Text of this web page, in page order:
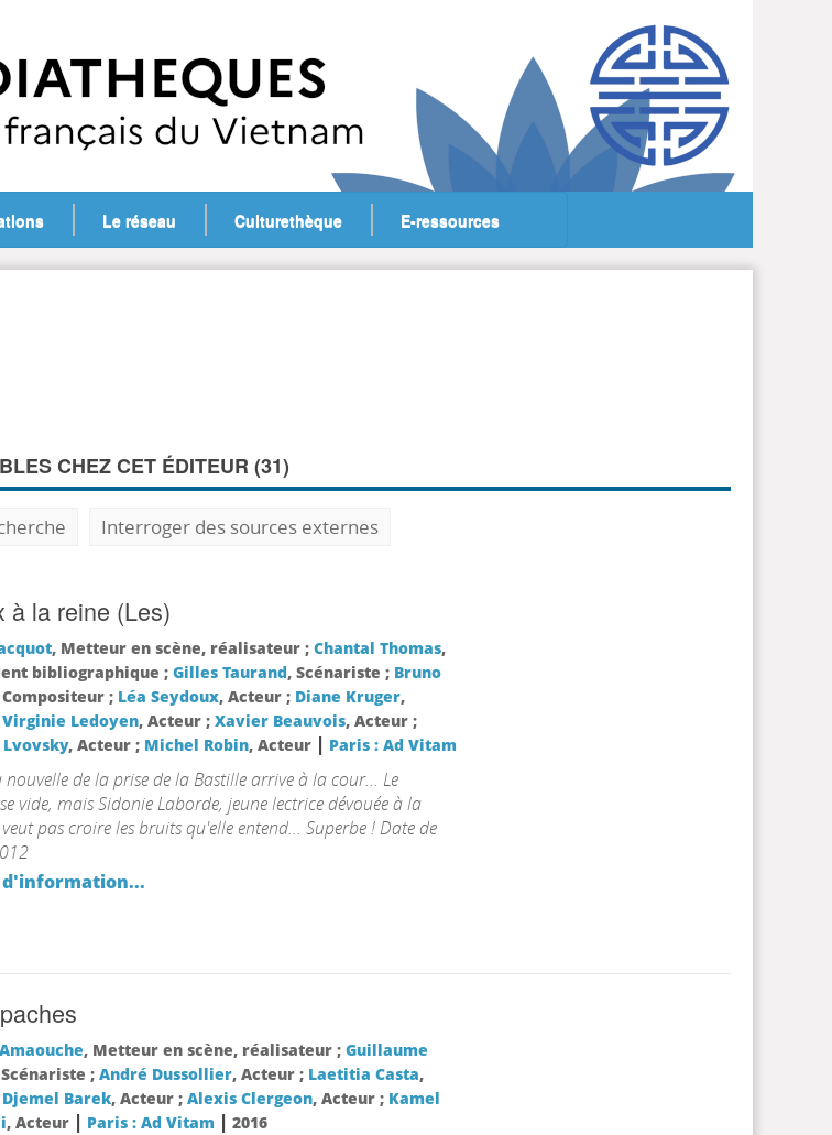
Le réseau Culturethèque E-ressources
CHEZ CET ÉDITEUR (31)
Interroger des sources externes
à la reine (Les)
, Metteur en scène, réalisateur ; Chantal Thomas,
bibliographique ; Gilles Taurand, Scénariste ; Bruno
; Léa Seydoux, Acteur ; Diane Kruger,
Virginie Ledoyen, Acteur ; Xavier Beauvois, Acteur ;
, Acteur ; Michel Robin, Acteur | Paris : Ad Vitam
nouvelle de la prise de la Bastille arrive à la cour... Le
vide, mais Sidonie Laborde, jeune lectrice dévouée à la
pas croire les bruits qu'elle entend... Superbe ! Date de
d'information...
, Metteur en scène, réalisateur ; Guillaume
; André Dussollier, Acteur ; Laetitia Casta,
Djemel Barek, Acteur ; Alexis Clergeon, Acteur ; Kamel
, Acteur | Paris : Ad Vitam | 2016